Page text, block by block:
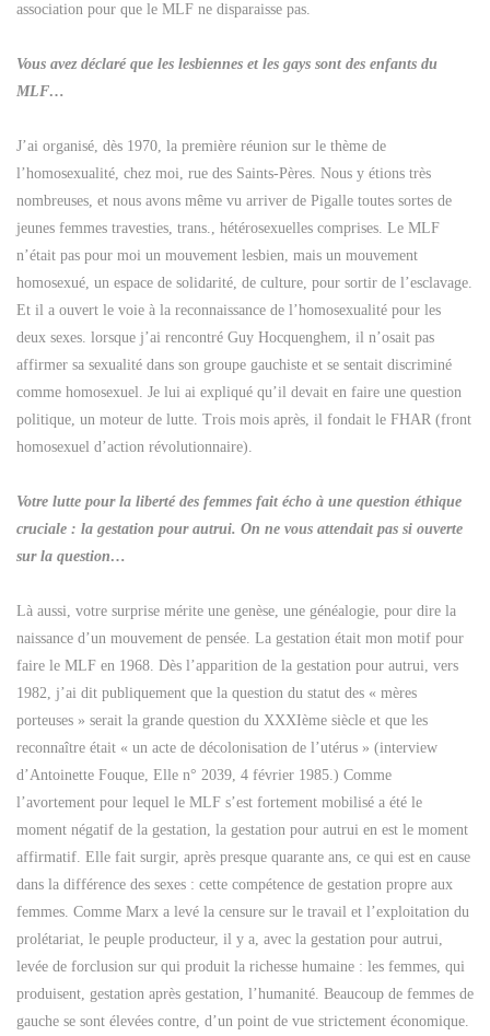
association pour que le MLF ne disparaisse pas.
Vous avez déclaré que les lesbiennes et les gays sont des enfants du
MLF…
J’ai organisé, dès 1970, la première réunion sur le thème de
l’homosexualité, chez moi, rue des Saints-Pères. Nous y étions très
nombreuses, et nous avons même vu arriver de Pigalle toutes sortes de
jeunes femmes travesties, trans., hétérosexuelles comprises. Le MLF
n’était pas pour moi un mouvement lesbien, mais un mouvement
homosexué, un espace de solidarité, de culture, pour sortir de l’esclavage.
Et il a ouvert le voie à la reconnaissance de l’homosexualité pour les
deux sexes. lorsque j’ai rencontré Guy Hocquenghem, il n’osait pas
affirmer sa sexualité dans son groupe gauchiste et se sentait discriminé
comme homosexuel. Je lui ai expliqué qu’il devait en faire une question
politique, un moteur de lutte. Trois mois après, il fondait le FHAR (front
homosexuel d’action révolutionnaire).
Votre lutte pour la liberté des femmes fait écho à une question éthique
cruciale : la gestation pour autrui. On ne vous attendait pas si ouverte
sur la question…
Là aussi, votre surprise mérite une genèse, une généalogie, pour dire la
naissance d’un mouvement de pensée. La gestation était mon motif pour
faire le MLF en 1968. Dès l’apparition de la gestation pour autrui, vers
1982, j’ai dit publiquement que la question du statut des « mères
porteuses » serait la grande question du XXXIème siècle et que les
reconnaître était « un acte de décolonisation de l’utérus » (interview
d’Antoinette Fouque, Elle n° 2039, 4 février 1985.) Comme
l’avortement pour lequel le MLF s’est fortement mobilisé a été le
moment négatif de la gestation, la gestation pour autrui en est le moment
affirmatif. Elle fait surgir, après presque quarante ans, ce qui est en cause
dans la différence des sexes : cette compétence de gestation propre aux
femmes. Comme Marx a levé la censure sur le travail et l’exploitation du
prolétariat, le peuple producteur, il y a, avec la gestation pour autrui,
levée de forclusion sur qui produit la richesse humaine : les femmes, qui
produisent, gestation après gestation, l’humanité. Beaucoup de femmes de
gauche se sont élevées contre, d’un point de vue strictement économique.